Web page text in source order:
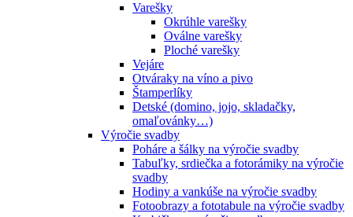
Varešky
Okrúhle varešky
Oválne varešky
Ploché varešky
Vejáre
Otváraky na víno a pivo
Štamperlíky
Detské (domino, jojo, skladačky,
omaľovánky…)
Výročie svadby
Poháre a šálky na výročie svadby
Tabuľky, srdiečka a fotorámiky na výročie
svadby
Hodiny a vankúše na výročie svadby
Fotoobrazy a fototabule na výročie svadby